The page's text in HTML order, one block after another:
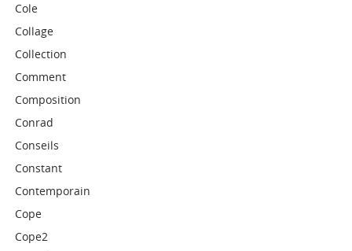
Cole
Collage
Collection
Comment
Composition
Conrad
Conseils
Constant
Contemporain
Cope
Cope2